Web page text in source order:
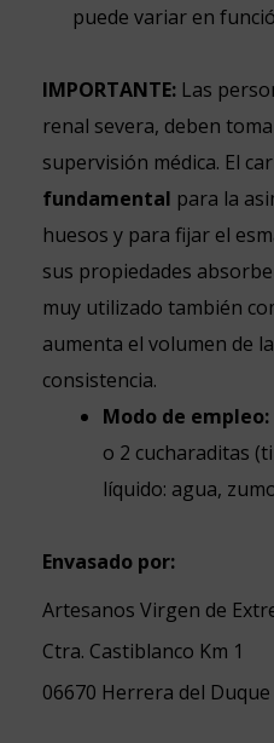
puede variar en
IMPORTANTE: Las
renal severa, deben
supervisión médica. El
fundamental para la
huesos y para fijar el
sus propiedades
muy utilizado también
aumenta el volumen de
consistencia.
Modo de empleo:
o 2 cucharaditas
líquido: agua,
Envasado por:
Artesanos Virgen de
Ctra. Castiblanco Km 1
06670 Herrera del